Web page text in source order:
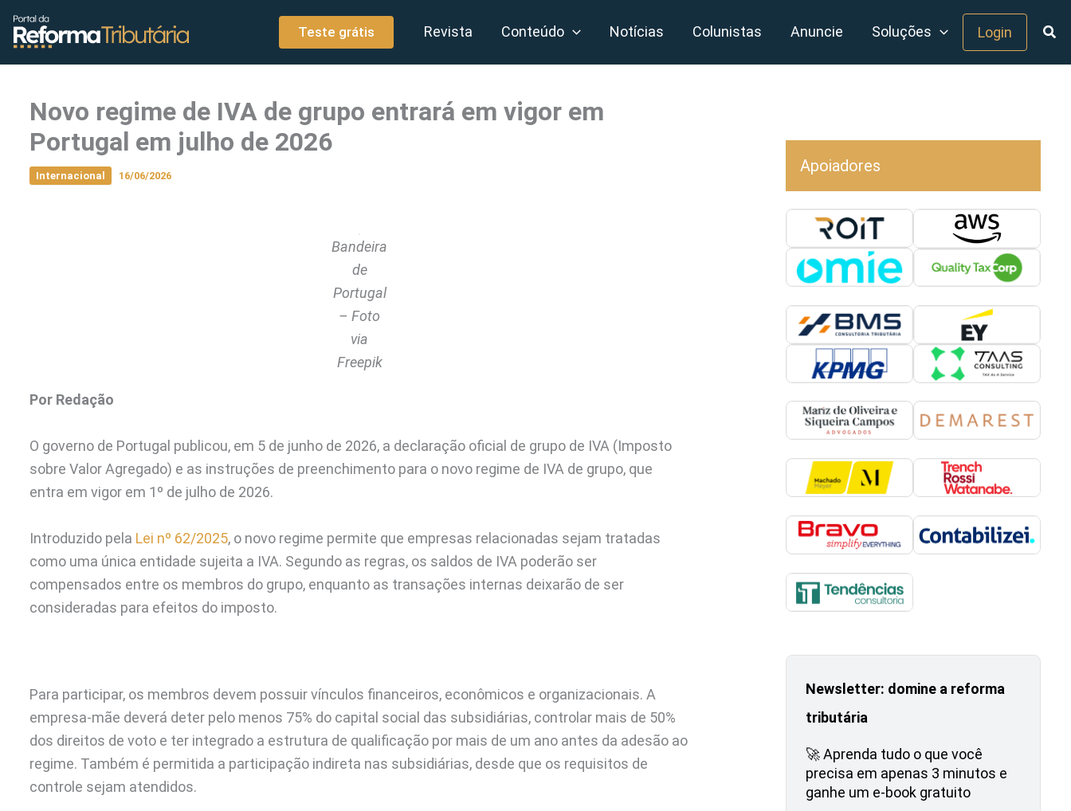
conteúdo
Teste grátis Revista Conteúdo Notícias Colunistas Anuncie Soluções Login
Novo regime de IVA de grupo entrará em vigor em
Portugal em julho de 2026
Internacional 16/06/2026
Bandeira
de
Portugal
– Foto
via
Freepik
Por Redação
O governo de Portugal publicou, em 5 de junho de 2026, a declaração oficial de grupo de IVA (Imposto
sobre Valor Agregado) e as instruções de preenchimento para o novo regime de IVA de grupo, que
entra em vigor em 1º de julho de 2026.
Introduzido pela Lei nº 62/2025, o novo regime permite que empresas relacionadas sejam tratadas
como uma única entidade sujeita a IVA. Segundo as regras, os saldos de IVA poderão ser
compensados entre os membros do grupo, enquanto as transações internas deixarão de ser
consideradas para efeitos do imposto.
Para participar, os membros devem possuir vínculos financeiros, econômicos e organizacionais. A
empresa-mãe deverá deter pelo menos 75% do capital social das subsidiárias, controlar mais de 50%
dos direitos de voto e ter integrado a estrutura de qualificação por mais de um ano antes da adesão ao
regime. Também é permitida a participação indireta nas subsidiárias, desde que os requisitos de
controle sejam atendidos.
Apoiadores
Newsletter: domine a reforma
tributária
🚀 Aprenda tudo o que você
precisa em apenas 3 minutos e
ganhe um e-book gratuito